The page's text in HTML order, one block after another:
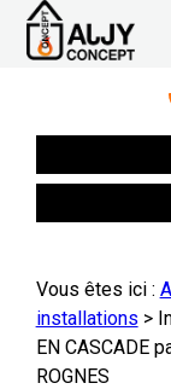
Vous êtes ici :
installations >
EN CASCADE
ROGNES
Panneau de